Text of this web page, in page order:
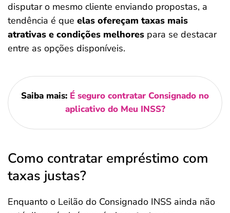
disputar o mesmo cliente enviando propostas, a
tendência é que elas ofereçam taxas mais
atrativas e condições melhores para se destacar
entre as opções disponíveis.
Saiba mais: É seguro contratar Consignado no
aplicativo do Meu INSS?
Como contratar empréstimo com
taxas justas?
Enquanto o Leilão do Consignado INSS ainda não